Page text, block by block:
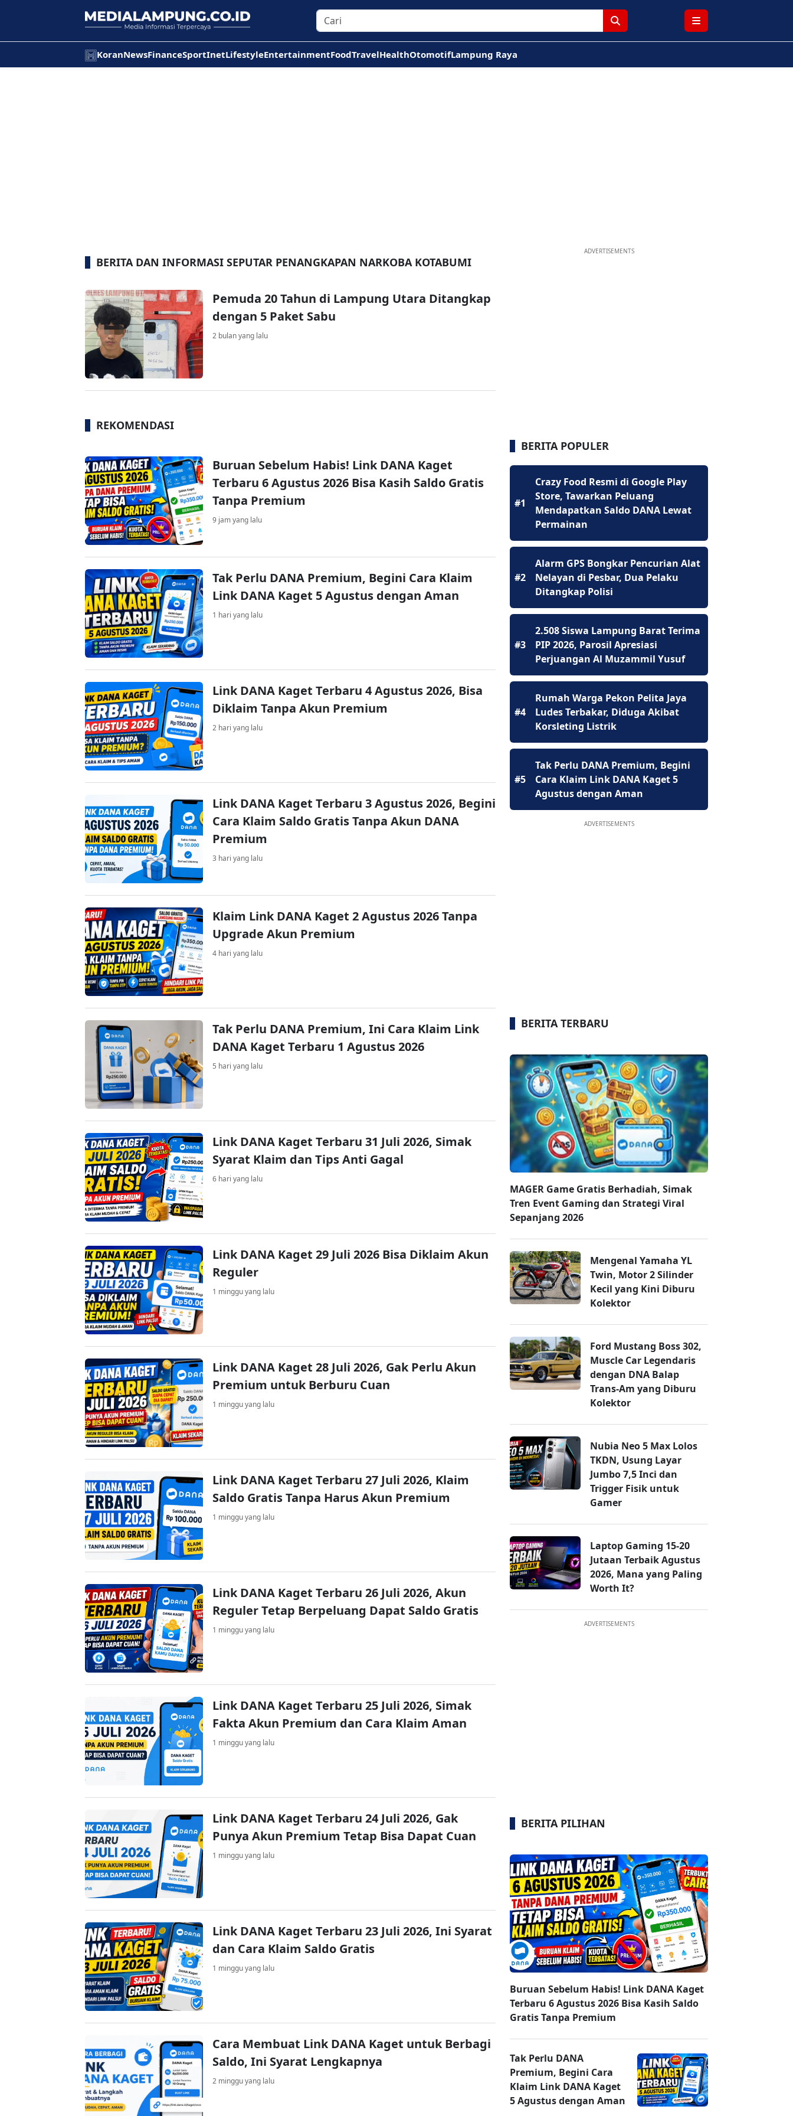
KoranNewsFinanceSportInetLifestyleEntertainmentFoodTravelHealthOtomotifLampung Raya
BERITA DAN INFORMASI SEPUTAR PENANGKAPAN NARKOBA KOTABUMI
Pemuda 20 Tahun di Lampung Utara Ditangkap
dengan 5 Paket Sabu
2 bulan yang lalu
REKOMENDASI
Buruan Sebelum Habis! Link DANA Kaget
Terbaru 6 Agustus 2026 Bisa Kasih Saldo Gratis
Tanpa Premium
9 jam yang lalu
Tak Perlu DANA Premium, Begini Cara Klaim
Link DANA Kaget 5 Agustus dengan Aman
1 hari yang lalu
Link DANA Kaget Terbaru 4 Agustus 2026, Bisa
Diklaim Tanpa Akun Premium
2 hari yang lalu
Link DANA Kaget Terbaru 3 Agustus 2026, Begini
Cara Klaim Saldo Gratis Tanpa Akun DANA
Premium
3 hari yang lalu
Klaim Link DANA Kaget 2 Agustus 2026 Tanpa
Upgrade Akun Premium
4 hari yang lalu
Tak Perlu DANA Premium, Ini Cara Klaim Link
DANA Kaget Terbaru 1 Agustus 2026
5 hari yang lalu
Link DANA Kaget Terbaru 31 Juli 2026, Simak
Syarat Klaim dan Tips Anti Gagal
6 hari yang lalu
Link DANA Kaget 29 Juli 2026 Bisa Diklaim Akun
Reguler
1 minggu yang lalu
Link DANA Kaget 28 Juli 2026, Gak Perlu Akun
Premium untuk Berburu Cuan
1 minggu yang lalu
Link DANA Kaget Terbaru 27 Juli 2026, Klaim
Saldo Gratis Tanpa Harus Akun Premium
1 minggu yang lalu
Link DANA Kaget Terbaru 26 Juli 2026, Akun
Reguler Tetap Berpeluang Dapat Saldo Gratis
1 minggu yang lalu
Link DANA Kaget Terbaru 25 Juli 2026, Simak
Fakta Akun Premium dan Cara Klaim Aman
1 minggu yang lalu
Link DANA Kaget Terbaru 24 Juli 2026, Gak
Punya Akun Premium Tetap Bisa Dapat Cuan
1 minggu yang lalu
Link DANA Kaget Terbaru 23 Juli 2026, Ini Syarat
dan Cara Klaim Saldo Gratis
1 minggu yang lalu
Cara Membuat Link DANA Kaget untuk Berbagi
Saldo, Ini Syarat Lengkapnya
2 minggu yang lalu
ADVERTISEMENTS
BERITA POPULER
#1
Crazy Food Resmi di Google Play
Store, Tawarkan Peluang
Mendapatkan Saldo DANA Lewat
Permainan
#2
Alarm GPS Bongkar Pencurian Alat
Nelayan di Pesbar, Dua Pelaku
Ditangkap Polisi
#3
2.508 Siswa Lampung Barat Terima
PIP 2026, Parosil Apresiasi
Perjuangan Al Muzammil Yusuf
#4
Rumah Warga Pekon Pelita Jaya
Ludes Terbakar, Diduga Akibat
Korsleting Listrik
#5
Tak Perlu DANA Premium, Begini
Cara Klaim Link DANA Kaget 5
Agustus dengan Aman
ADVERTISEMENTS
BERITA TERBARU
MAGER Game Gratis Berhadiah, Simak
Tren Event Gaming dan Strategi Viral
Sepanjang 2026
Mengenal Yamaha YL
Twin, Motor 2 Silinder
Kecil yang Kini Diburu
Kolektor
Ford Mustang Boss 302,
Muscle Car Legendaris
dengan DNA Balap
Trans-Am yang Diburu
Kolektor
Nubia Neo 5 Max Lolos
TKDN, Usung Layar
Jumbo 7,5 Inci dan
Trigger Fisik untuk
Gamer
Laptop Gaming 15-20
Jutaan Terbaik Agustus
2026, Mana yang Paling
Worth It?
ADVERTISEMENTS
BERITA PILIHAN
Buruan Sebelum Habis! Link DANA Kaget
Terbaru 6 Agustus 2026 Bisa Kasih Saldo
Gratis Tanpa Premium
Tak Perlu DANA
Premium, Begini Cara
Klaim Link DANA Kaget
5 Agustus dengan Aman